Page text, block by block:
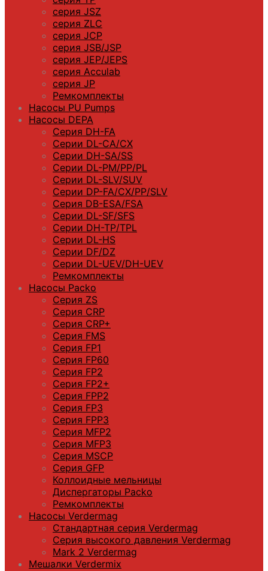
серия JSZ
серия ZLC
серия JCP
серия JSB/JSP
серия JEP/JEPS
серия Acculab
серия JP
Ремкомплекты
Насосы PU Pumps
Насосы DEPA
Серия DH-FA
Серии DL-CA/CX
Серии DH-SA/SS
Серии DL-PM/РР/PL
Серии DL-SLV/SUV
Серии DP-FA/CX/PP/SLV
Серия DB-ЕSA/FSA
Серии DL-SF/SFS
Серии DН-ТP/ТPL
Серии DL-HS
Серии DF/DZ
Серии DL-UEV/DH-UEV
Ремкомплекты
Насосы Packo
Серия ZS
Серия CRP
Серия CRP+
Серия FMS
Серия FP1
Серия FP60
Серия FP2
Серия FP2+
Серия FPP2
Серия FP3
Серия FPP3
Серия МFP2
Серия МFP3
Серия MSCP
Серия GFP
Коллоидные мельницы
Диспергаторы Packo
Ремкомплекты
Насосы Verdermag
Стандартная серия Verdermag
Серия высокого давления Verdermag
Mark 2 Verdermag
Мешалки Verdermix